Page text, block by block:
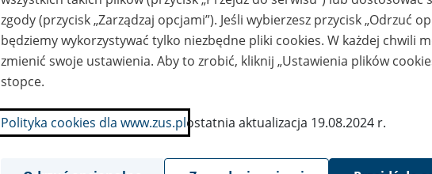
zgody (przycisk „Zarządzaj opcjami”). Jeśli wybierzesz przycisk „Odrzuć
będziemy wykorzystywać tylko niezbędne pliki cookies. W każdej chwili
zmienić swoje ustawienia. Aby to zrobić, kliknij „Ustawienia plików
stopce.
Polityka cookies dla www.zus.plostatnia aktualizacja 19.08.2024 r.